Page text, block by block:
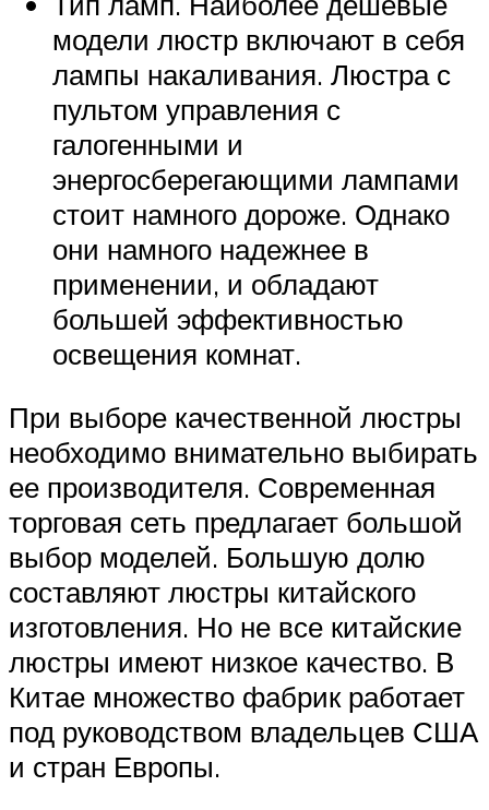
модели люстр включают в себя
лампы накаливания. Люстра с
пультом управления с
галогенными и
энергосберегающими лампами
стоит намного дороже. Однако
они намного надежнее в
применении, и обладают
большей эффективностью
освещения комнат.
При выборе качественной люстры
необходимо внимательно выбирать
ее производителя. Современная
торговая сеть предлагает большой
выбор моделей. Большую долю
составляют люстры китайского
изготовления. Но не все китайские
люстры имеют низкое качество. В
Китае множество фабрик работает
под руководством владельцев США
и стран Европы.